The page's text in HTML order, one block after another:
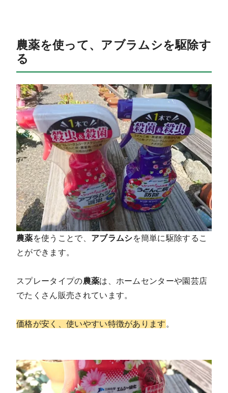
農薬を使って、アブラムシを駆除す
る
農薬を使うことで、 アブラムシを簡単に駆除するこ
とができます。
スプレータイプの農薬は、ホームセンターや園芸店
でたくさん販売されています。
価格が安く、使いやすい特徴があります 。